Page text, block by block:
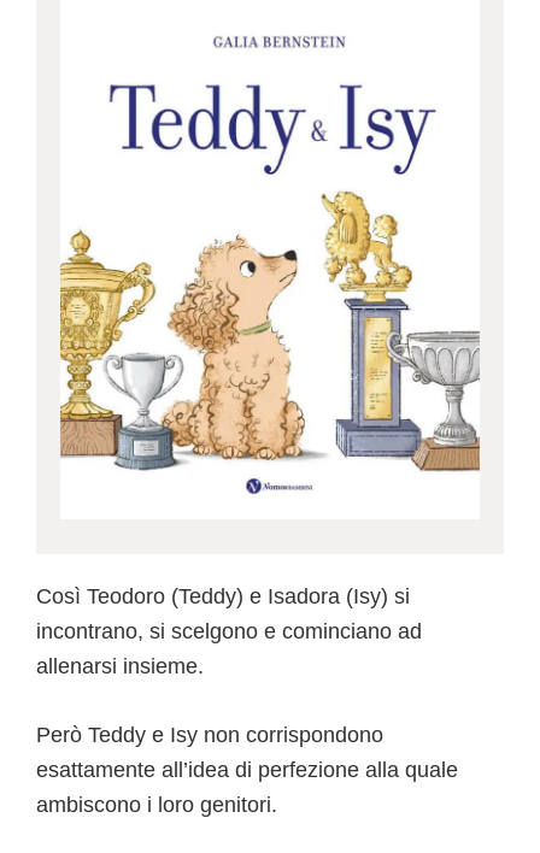
Così Teodoro (Teddy) e Isadora (Isy) si
incontrano, si scelgono e cominciano ad
allenarsi insieme.
Però Teddy e Isy non corrispondono
esattamente all’idea di perfezione alla quale
ambiscono i loro genitori.